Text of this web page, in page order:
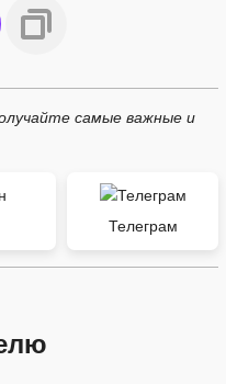
самые важные и
Телеграм